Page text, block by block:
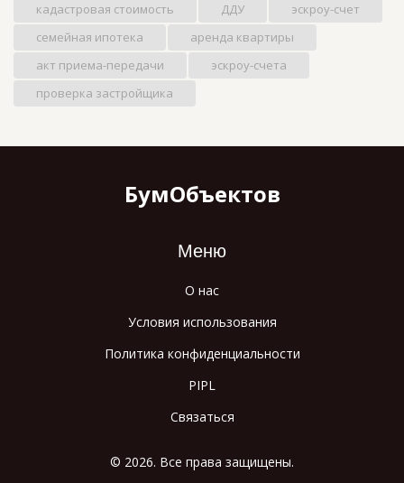
кадастровая стоимость
ДДУ
эскроу-счет
семейная ипотека
аренда квартиры
акт приема-передачи
эскроу-счета
проверка застройщика
БумОбъектов
Меню
О нас
Условия использования
Политика конфиденциальности
PIPL
Связаться
© 2026. Все права защищены.